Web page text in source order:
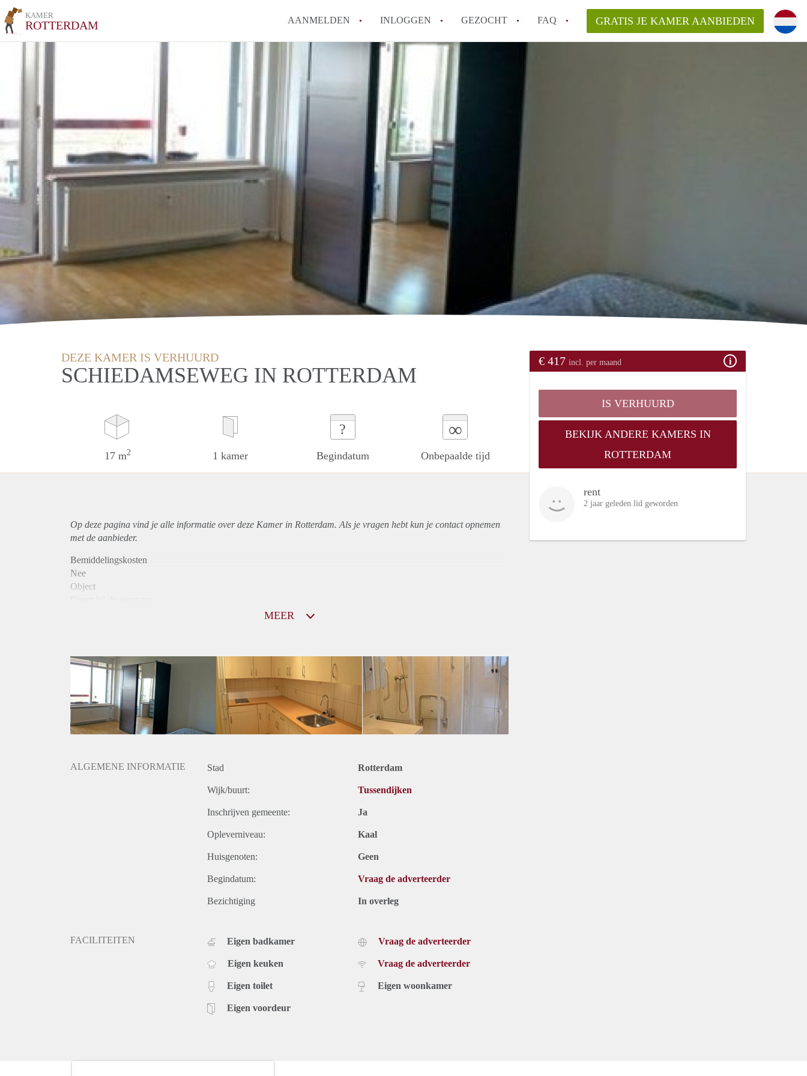
KAMER
ROTTERDAM AANMELDEN INLOGGEN GEZOCHT FAQ
Rotterdam?
Hoe groot is de kans dat ik snel een kamer vind?
Wat kost een studentenkamer gemiddeld in Rotterdam?
Hoe vind ik een kamer in Rotterdam?
Alle veelgestelde vragen
GRATIS JE KAMER AANBIEDEN
DEZE KAMER IS VERHUURD
SCHIEDAMSEWEG IN ROTTERDAM
17 m2 1 kamer
?
Begindatum
∞
Onbepaalde tijd
€ 417 incl. per maand
IS VERHUURD
BEKIJK ANDERE KAMERS IN
ROTTERDAM
rent
2 jaar geleden lid geworden
Op deze pagina vind je alle informatie over deze Kamer in Rotterdam. Als je vragen hebt kun je contact opnemen
met de aanbieder.
Bemiddelingskosten
Nee
Object
Huurtoeslag
Niet mogelijk
Inkomen eis
N.V.T.
Huurtermijn
Onbepaalde termijn
MEER
ALGEMENE INFORMATIE Stad Rotterdam
Wijk/buurt: Tussendijken
Inschrijven gemeente: Ja
Opleverniveau: Kaal
Huisgenoten: Geen
Begindatum: Vraag de adverteerder
Bezichtiging In overleg
FACILITEITEN Eigen badkamer
Eigen keuken
Eigen toilet
Eigen voordeur
Vraag de adverteerder
Vraag de adverteerder
Eigen woonkamer